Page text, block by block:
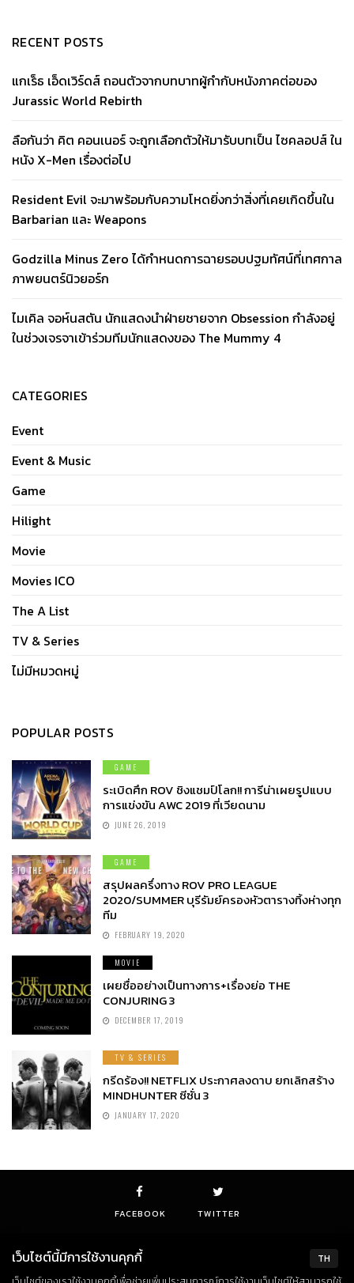
RECENT POSTS
แกเร็ธ เอ็ดเวิร์ดส์ ถอนตัวจากบทบาทผู้กำกับหนังภาคต่อของ
Jurassic World Rebirth
ลือกันว่า คิต คอนเนอร์ จะถูกเลือกตัวให้มารับบทเป็น ไซคลอปส์ ใน
หนัง X-Men เรื่องต่อไป
Resident Evil จะมาพร้อมกับความโหดยิ่งกว่าสิ่งที่เคยเกิดขึ้นใน
Barbarian และ Weapons
Godzilla Minus Zero ได้กำหนดการฉายรอบปฐมทัศน์ที่เทศกาล
ภาพยนตร์นิวยอร์ก
ไมเคิล จอห์นสตัน นักแสดงนำฝ่ายชายจาก Obsession กำลังอยู่
ในช่วงเจรจาเข้าร่วมทีมนักแสดงของ The Mummy 4
CATEGORIES
Event
Event & Music
Game
Hilight
Movie
Movies ICO
The A List
TV & Series
ไม่มีหมวดหมู่
POPULAR POSTS
GAME
ระเบิดศึก ROV ชิงแชมป์โลก!! การีน่าเผยรูปแบบ
การแข่งขัน AWC 2019 ที่เวียดนาม
JUNE 26, 2019
GAME
สรุปผลครึ่งทาง ROV PRO LEAGUE
2020/SUMMER บุรีรัมย์ครองหัวตารางทิ้งห่างทุก
ทีม
FEBRUARY 19, 2020
MOVIE
เผยชื่ออย่างเป็นทางการ+เรื่องย่อ THE
CONJURING 3
DECEMBER 17, 2019
TV & SERIES
กรีดร้อง!! NETFLIX ประกาศลงดาบ ยกเลิกสร้าง
MINDHUNTER ซีซั่น 3
JANUARY 17, 2020
FACEBOOK TWITTER
TH
เว็บไซต์นี้มีการใช้งานคุกกี้